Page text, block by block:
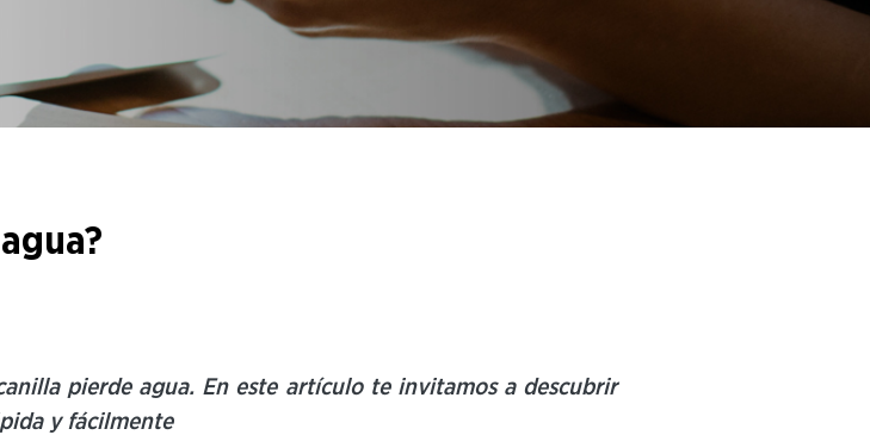
Caución
Inquilino tranquilo y propietario seguro.
pierde agua. En este artículo te invitamos a descubrir
y fácilmente